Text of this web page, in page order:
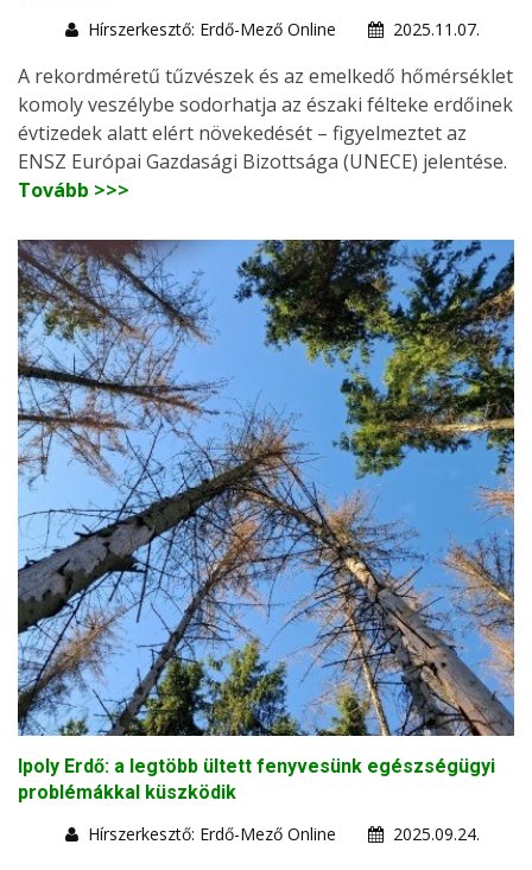
Hírszerkesztő: Erdő-Mező Online
2025.11.07.
A rekordméretű tűzvészek és az emelkedő hőmérséklet
komoly veszélybe sodorhatja az északi félteke erdőinek
évtizedek alatt elért növekedését – figyelmeztet az
ENSZ Európai Gazdasági Bizottsága (UNECE) jelentése.
Tovább >>>
Ipoly Erdő: a legtöbb ültett fenyvesünk egészségügyi
problémákkal küszködik
Hírszerkesztő: Erdő-Mező Online
2025.09.24.